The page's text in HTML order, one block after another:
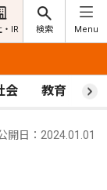
・IR 検索 Menu
会 教育 ス
開日：2024.01.01